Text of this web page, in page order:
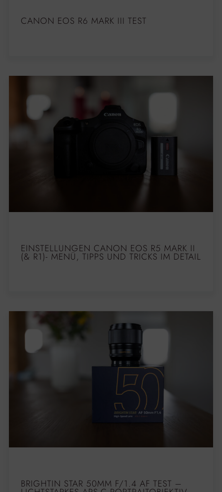
CANON EOS R6 MARK III TEST
EINSTELLUNGEN CANON EOS R5 MARK II
(& R1)- MENÜ, TIPPS UND TRICKS IM DETAIL
BRIGHTIN STAR 50MM F/1.4 AF TEST –